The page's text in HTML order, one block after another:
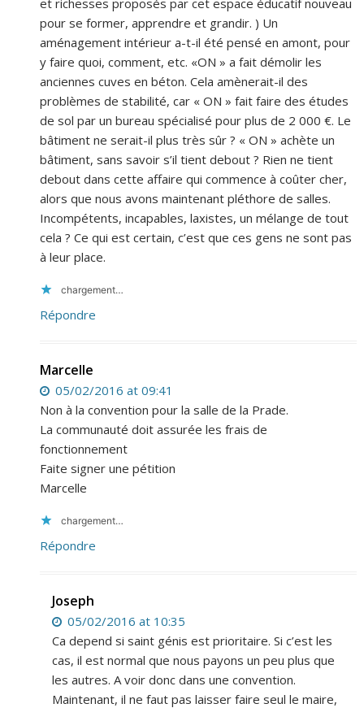
pour se former, apprendre et grandir. ) Un
aménagement intérieur a-t-il été pensé en amont, pour
y faire quoi, comment, etc. «ON » a fait démolir les
anciennes cuves en béton. Cela amènerait-il des
problèmes de stabilité, car « ON » fait faire des études
de sol par un bureau spécialisé pour plus de 2 000 €. Le
bâtiment ne serait-il plus très sûr ? « ON » achète un
bâtiment, sans savoir s’il tient debout ? Rien ne tient
debout dans cette affaire qui commence à coûter cher,
alors que nous avons maintenant pléthore de salles.
Incompétents, incapables, laxistes, un mélange de tout
cela ? Ce qui est certain, c’est que ces gens ne sont pas
à leur place.
chargement…
Répondre
Marcelle
05/02/2016 at 09:41
Non à la convention pour la salle de la Prade.
La communauté doit assurée les frais de
fonctionnement
Faite signer une pétition
Marcelle
chargement…
Répondre
Joseph
05/02/2016 at 10:35
Ca depend si saint génis est prioritaire. Si c’est les
cas, il est normal que nous payons un peu plus que
les autres. A voir donc dans une convention.
Maintenant, il ne faut pas laisser faire seul le maire,